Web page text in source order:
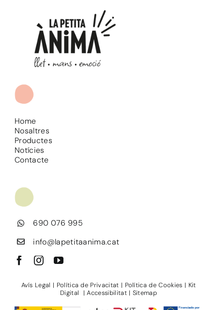
Home
Nosaltres
Productes
Notícies
Contacte
690 076 995
info@lapetitaanima.cat
Avís Legal | Política de Privacitat | Política de Cookies | Kit
Digital
|Accessibilitat| Sitemap